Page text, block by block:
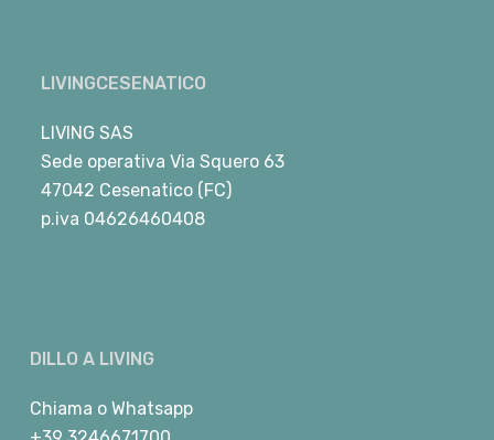
LIVINGCESENATICO
LIVING SAS
Sede operativa Via Squero 63
47042 Cesenatico (FC)
p.iva 04626460408
DILLO A LIVING
Chiama o Whatsapp